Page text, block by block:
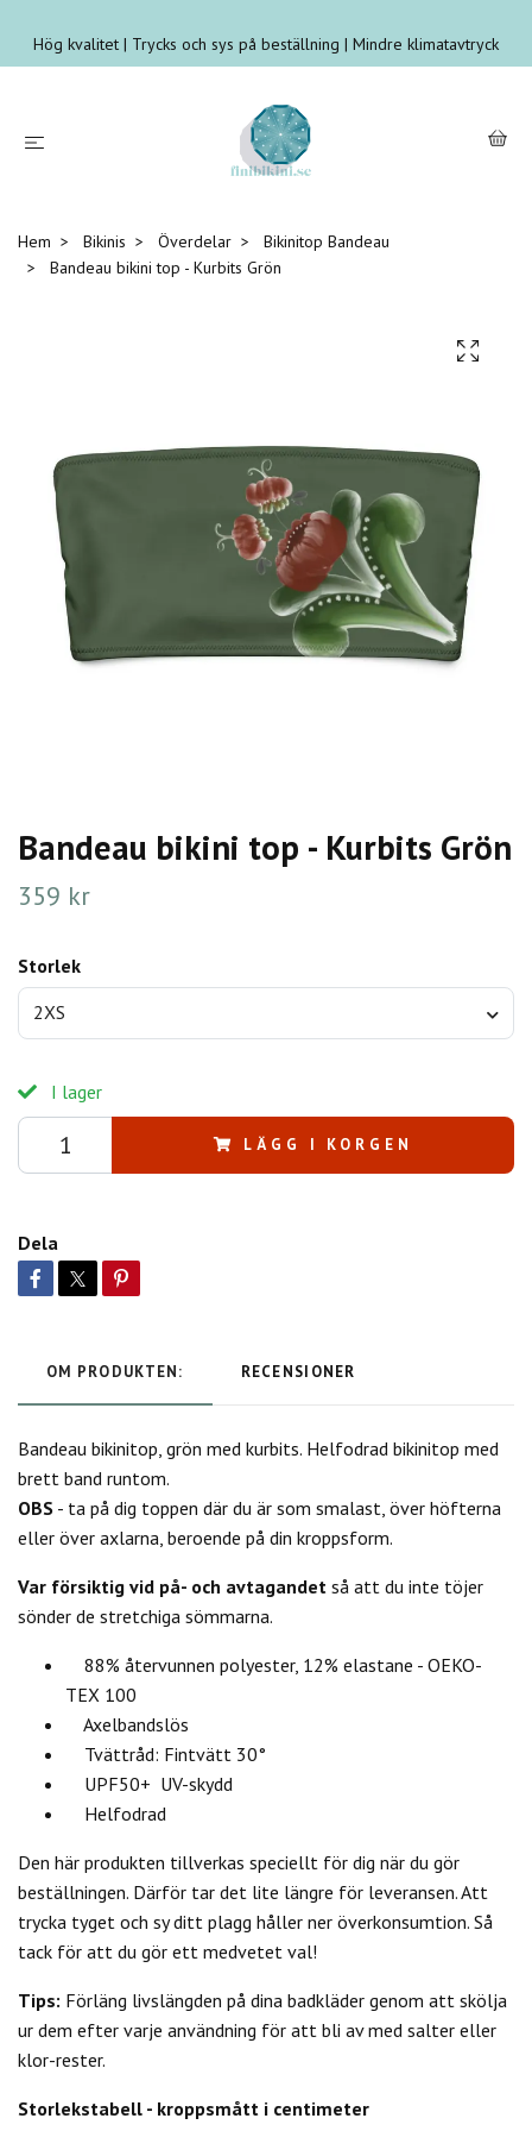
Hög kvalitet | Trycks och sys på beställning | Mindre klimatavtryck
Hem Bikinis Överdelar
Bikinitop Bandeau
Bandeau bikini top - Kurbits Grön
Bandeau bikini top - Kurbits Grön
359 kr
Storlek
2XS
I lager
LÄGG I KORGEN
Dela
OM PRODUKTEN: RECENSIONER
Bandeau bikinitop, grön med kurbits. Helfodrad bikinitop med
brett band runtom.
OBS - ta på dig toppen där du är som smalast, över höfterna
eller över axlarna, beroende på din kroppsform.
Var försiktig vid på- och avtagandet så att du inte töjer
sönder de stretchiga sömmarna.
88% återvunnen polyester, 12% elastane - OEKO-
TEX 100
Axelbandslös
Tvättråd: Fintvätt 30°
UPF50+ UV-skydd
Helfodrad
Den här produkten tillverkas speciellt för dig när du gör
beställningen. Därför tar det lite längre för leveransen. Att
trycka tyget och sy ditt plagg håller ner överkonsumtion. Så
tack för att du gör ett medvetet val!
Tips: Förläng livslängden på dina badkläder genom att skölja
ur dem efter varje användning för att bli av med salter eller
klor-rester.
Storlekstabell - kroppsmått i centimeter